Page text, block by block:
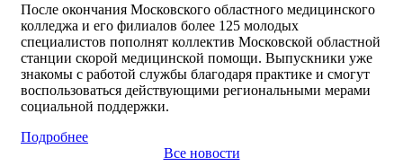
После окончания Московского областного медицинского
колледжа и его филиалов более 125 молодых
специалистов пополнят коллектив Московской областной
станции скорой медицинской помощи. Выпускники уже
знакомы с работой службы благодаря практике и смогут
воспользоваться действующими региональными мерами
социальной поддержки.
Подробнее
Все новости